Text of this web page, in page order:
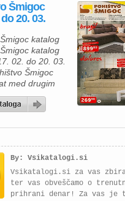
izstopa kuhinja
ob nakupu nad
3D izris,
svetovanje,
[…]
Šmigoc
20. 03.
katalog
katalog
02. do 20. 03.
Šmigoc
med drugim
za nakup
kosov pohištva
sestav
in zabojem, na
paleta barv in
tudi v
[…]
By: Vsikatalogi.si
Vsikatalogi.si za vas
ter vas obveščamo o
prihrani denar! Za vas je